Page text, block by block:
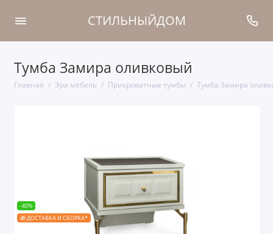
СТИЛЬНЫЙДОМ
Тумба Замира оливковый
Главная Эра мебель Прикроватные тумбы Тумба Замира
-40%
🎁 ДОСТАВКА И СБОРКА*